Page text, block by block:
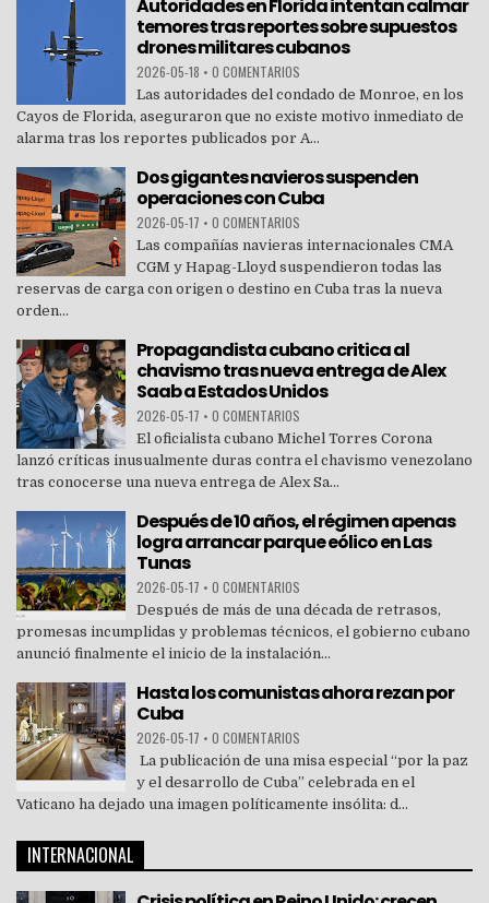
Autoridades en Florida intentan calmar
temores tras reportes sobre supuestos
drones militares cubanos
2026-05-18 • 0 COMENTARIOS
Las autoridades del condado de Monroe, en los
Cayos de Florida, aseguraron que no existe motivo inmediato de
alarma tras los reportes publicados por A...
Dos gigantes navieros suspenden
operaciones con Cuba
2026-05-17 • 0 COMENTARIOS
Las compañías navieras internacionales CMA
CGM y Hapag-Lloyd suspendieron todas las
reservas de carga con origen o destino en Cuba tras la nueva
orden...
Propagandista cubano critica al
chavismo tras nueva entrega de Alex
Saab a Estados Unidos
2026-05-17 • 0 COMENTARIOS
El oficialista cubano Michel Torres Corona
lanzó críticas inusualmente duras contra el chavismo venezolano
tras conocerse una nueva entrega de Alex Sa...
Después de 10 años, el régimen apenas
logra arrancar parque eólico en Las
Tunas
2026-05-17 • 0 COMENTARIOS
Después de más de una década de retrasos,
promesas incumplidas y problemas técnicos, el gobierno cubano
anunció finalmente el inicio de la instalación...
Hasta los comunistas ahora rezan por
Cuba
2026-05-17 • 0 COMENTARIOS
La publicación de una misa especial “por la paz
y el desarrollo de Cuba” celebrada en el
Vaticano ha dejado una imagen políticamente insólita: d...
INTERNACIONAL